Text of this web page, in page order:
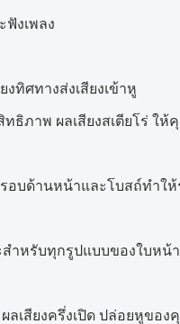
งเพลง
งทิศทางส่งเสียงเข้าหู
ทธิภาพ ผลเสียงสเตียโร่
อบด้านหน้าและโบสถ์ทําใ
สําหรับทุกรูปแบบของใบหน้า
ลเสียงครึ่งเปิด ปล่อยหูของ